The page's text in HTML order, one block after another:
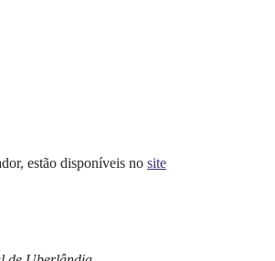
estão disponíveis no site